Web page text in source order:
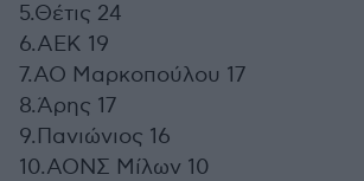
5.Θέτις 24
6.ΑΕΚ 19
7.ΑΟ Μαρκοπούλου 17
8.Άρης 17
9.Πανιώνιος 16
10.ΑΟΝΣ Μίλων 10